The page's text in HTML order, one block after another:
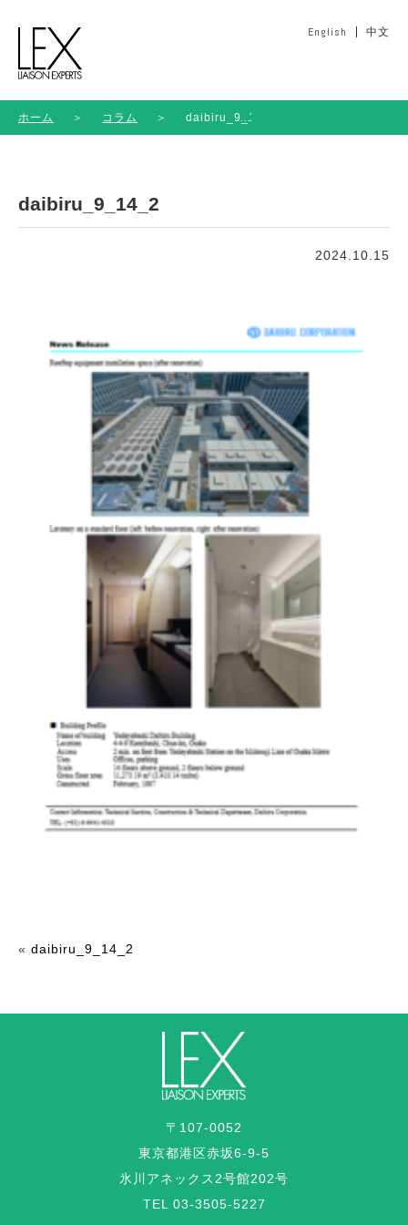
English 中文
ホーム ＞ コラム ＞ daibiru_9_14_2
daibiru_9_14_2
2024.10.15
« daibiru_9_14_2
〒107-0052
東京都港区赤坂6-9-5
氷川アネックス2号館202号
TEL 03-3505-5227